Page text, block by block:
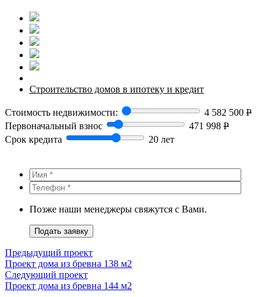
Строительство домов в ипотеку и кредит
Стоимость недвижимости: 4 582 500 Р
Первоначальный взнос
471 998 Р
Срок кредита
20 лет
Позже наши менеджеры свяжутся с Вами.
Подать заявку
Предыдущий проект
Проект дома из бревна 138 м2
Следующий проект
Проект дома из бревна 144 м2